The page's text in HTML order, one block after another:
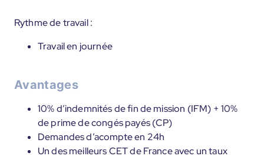
Rythme de travail :
Travail en journée
Avantages
10% d’indemnités de fin de mission (IFM) + 10%
de prime de congés payés (CP)
Demandes d’acompte en 24h
Un des meilleurs CET de France avec un taux